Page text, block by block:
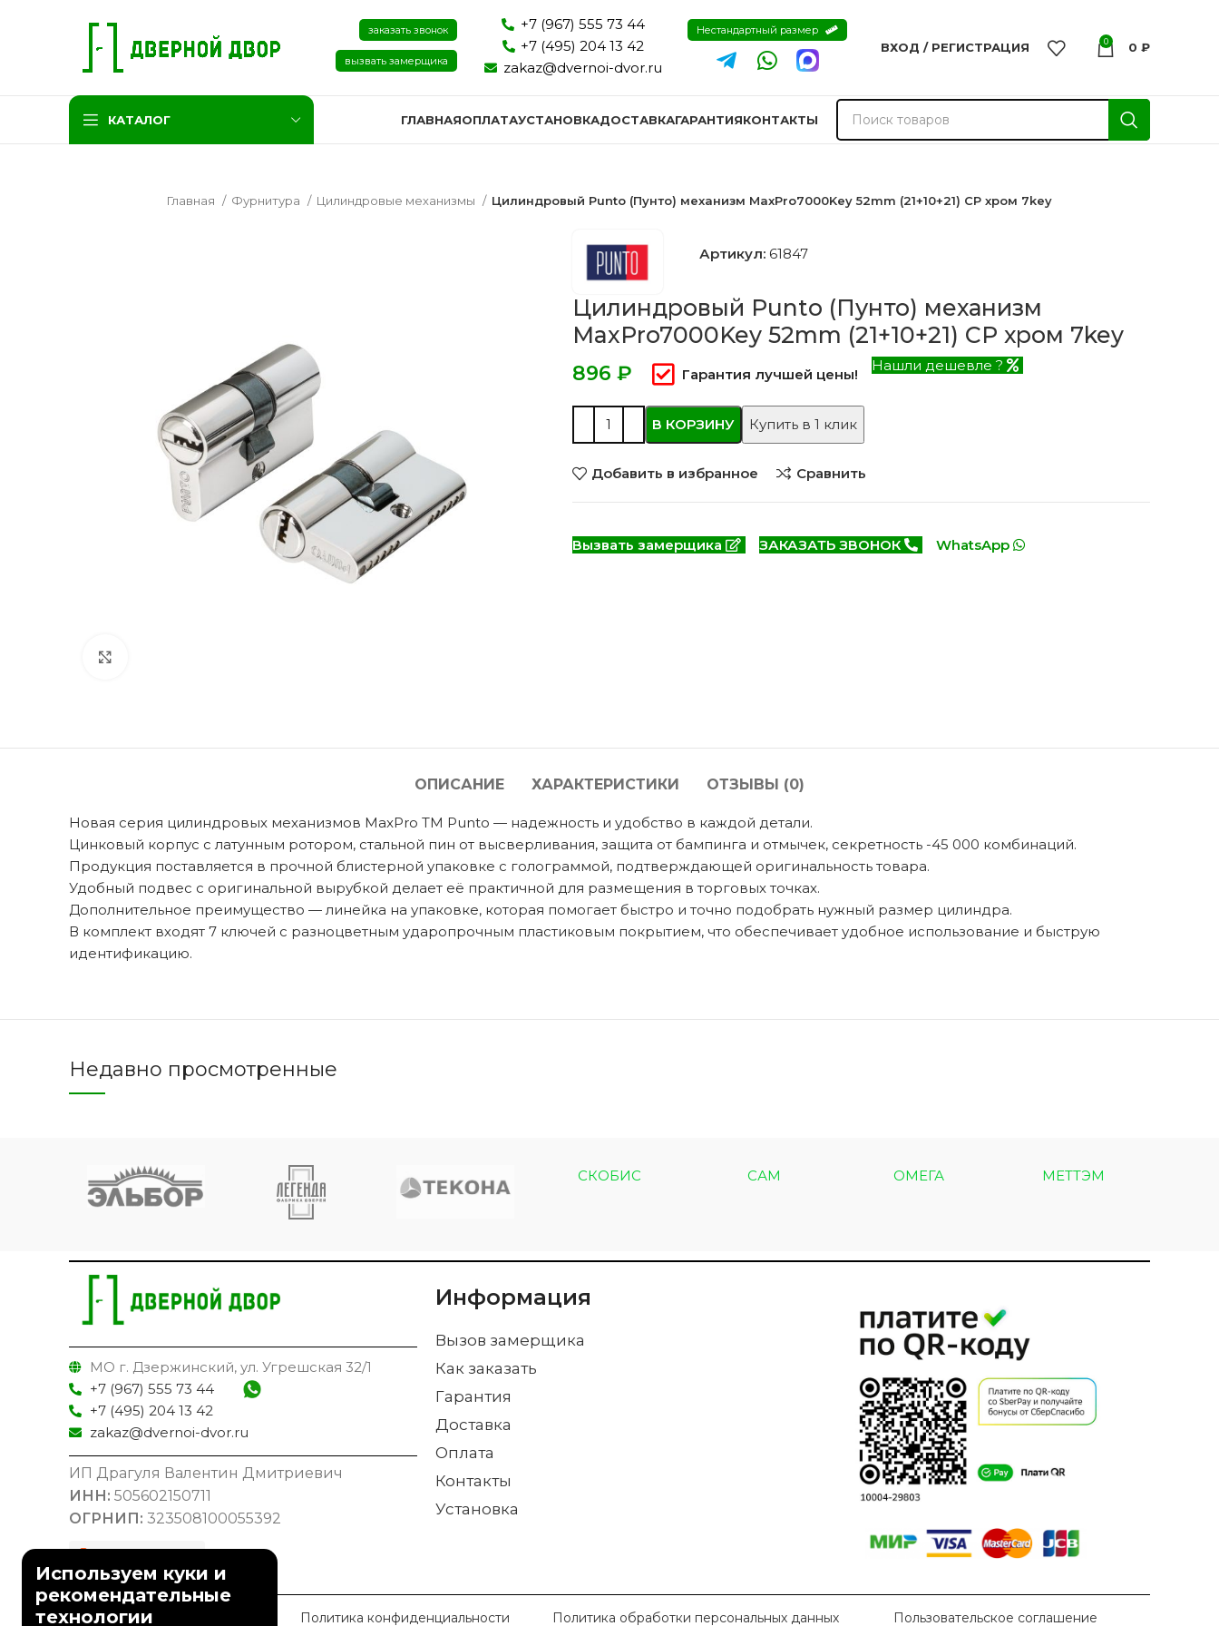
заказать звонок
вызвать замерщика
+7 (967) 555 73 44
+7 (495) 204 13 42
zakaz@dvernoi-dvor.ru
Нестандартный размер
ВХОД / РЕГИСТРАЦИЯ 0 0 ₽
КАТАЛОГ
2744 моделей
Двери ЭКО ШПОН с
патиной
8 моделей
Двери SOFT TOUCH
8 моделей
ГЛАВНАЯОПЛАТАУСТАНОВКАДОСТАВКАГАРАНТИЯКОНТАКТЫ
Главная Фурнитура Цилиндровые механизмы Цилиндровый Punto (Пунто) механизм MaxPro7000Key 52mm (21+10+21) CP хром 7key
Артикул: 61847
Цилиндровый Punto (Пунто) механизм
MaxPro7000Key 52mm (21+10+21) CP хром 7key
₽ Гарантия лучшей цены!
Нашли дешевле ?
В КОРЗИНУ Купить в 1 клик
Добавить в избранное Сравнить
Вызвать замерщика ЗАКАЗАТЬ ЗВОНОК WhatsApp
ОПИСАНИЕ ХАРАКТЕРИСТИКИ ОТЗЫВЫ (0)
Новая серия цилиндровых механизмов MaxPro TM Punto — надежность и удобство в каждой детали.
Цинковый корпус с латунным ротором, стальной пин от высверливания, защита от бампинга и отмычек, секретность -45 000 комбинаций.
Продукция поставляется в прочной блистерной упаковке с голограммой, подтверждающей оригинальность товара.
Удобный подвес с оригинальной вырубкой делает её практичной для размещения в торговых точках.
Дополнительное преимущество — линейка на упаковке, которая помогает быстро и точно подобрать нужный размер цилиндра.
В комплект входят 7 ключей с разноцветным ударопрочным пластиковым покрытием, что обеспечивает удобное использование и быструю
идентификацию.
Недавно просмотренные
СКОБИС САМ ОМЕГА МЕТТЭМ
МО г. Дзержинский, ул. Угрешская 32/1
+7 (967) 555 73 44
+7 (495) 204 13 42
zakaz@dvernoi-dvor.ru
ИП Драгуля Валентин Дмитриевич
ИНН: 505602150711
ОГРНИП: 323508100055392
Информация
Вызов замерщика
Как заказать
Гарантия
Доставка
Оплата
Контакты
Установка
© 2023 Дверной Двор Политика конфиденциальности Политика обработки персональных данных Пользовательское соглашение
Используем куки и
рекомендательные
технологии